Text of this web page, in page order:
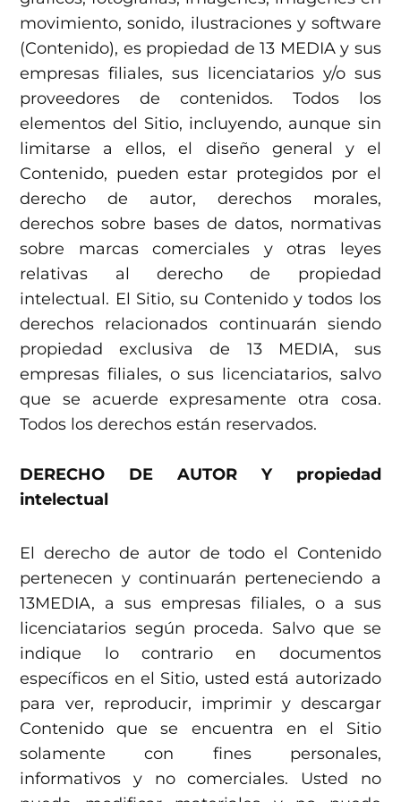
movimiento, sonido, ilustraciones y software
(Contenido), es propiedad de 13 MEDIA y sus
empresas filiales, sus licenciatarios y/o sus
proveedores de contenidos. Todos los
elementos del Sitio, incluyendo, aunque sin
limitarse a ellos, el diseño general y el
Contenido, pueden estar protegidos por el
derecho de autor, derechos morales,
derechos sobre bases de datos, normativas
sobre marcas comerciales y otras leyes
relativas al derecho de propiedad
intelectual. El Sitio, su Contenido y todos los
derechos relacionados continuarán siendo
propiedad exclusiva de 13 MEDIA, sus
empresas filiales, o sus licenciatarios, salvo
que se acuerde expresamente otra cosa.
Todos los derechos están reservados.
DERECHO DE AUTOR Y propiedad
intelectual
El derecho de autor de todo el Contenido
pertenecen y continuarán perteneciendo a
13MEDIA, a sus empresas filiales, o a sus
licenciatarios según proceda. Salvo que se
indique lo contrario en documentos
específicos en el Sitio, usted está autorizado
para ver, reproducir, imprimir y descargar
Contenido que se encuentra en el Sitio
solamente con fines personales,
informativos y no comerciales. Usted no